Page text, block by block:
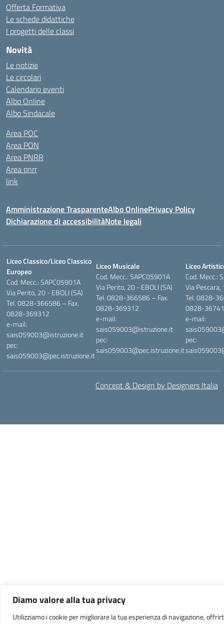
Diamo valore alla tua privacy
Utilizziamo i cookie per migliorare la tua esperienza di navigazione,
Offerta Formativa
Le schede didattiche
I progetti delle classi
Novità
Le notizie
Le circolari
Calendario eventi
Albo Online
Albo Sindacale
Area POC
Area PON
Area PNRR
Area pnrr
link
Amministrazione TrasparenteAlbo OnlinePrivacy Policy
Dichiarazione di accessibilitàNote legali
Liceo Classico/Liceo Classico
Europeo
Cod. Mecc.: SAPC05901A
Via Perito, 20 - EBOLI (SA)
Tel. 0828-366586 – Fax.
0828-369312
e-mail:
sais059003@istruzione.it
pec:
sais059003@pec.istruzione.it
Liceo Musicale
Cod. Mecc.: SAPC05901A
Via Perito, 20 - EBOLI (SA)
Tel. 0828-366586 – Fax.
0828-369312
e-mail:
sais059003@istruzione.it
pec:
sais059003@pec.istruzione.it
Liceo
Cod. Mecc.:
Via
Tel. 0828-
0828-
e-mail:
pec:
Concept & Design by Designers Italia